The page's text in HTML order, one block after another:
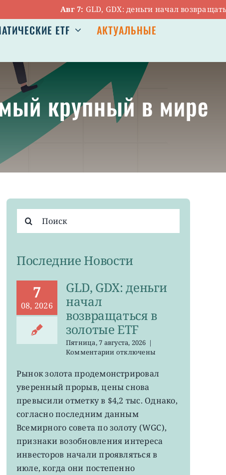
Авг 7:GLD, GDX: деньги начал возвращаться в
ETF
АКТУАЛЬНЫЕ
крупный в мире
поиска:
Последние Новости
7
08, 2026
GLD, GDX: деньги
начал
возвращаться в
золотые ETF
Пятница, 7 августа, 2026 |
Комментариик
GLD,
GDX:
деньги
начал
в
золотые
отключены
Рынок золота продемонстрировал
уверенный прорыв, цены снова
превысили отметку в $4,2 тыс. Однако,
согласно последним данным
Всемирного совета по золоту (WGC),
признаки возобновления интереса
инвесторов начали проявляться в
июле, когда они постепенно